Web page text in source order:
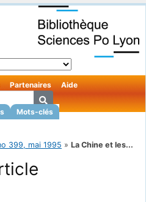
Mots-clés
Partenaires Aide
399, mai 1995 » La Chine et les...